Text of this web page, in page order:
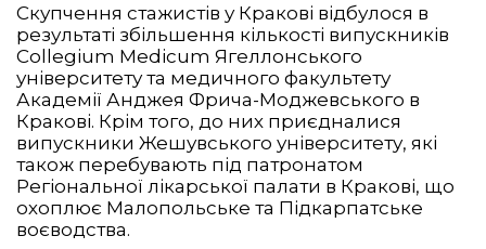
Скупчення стажистів у Кракові відбулося в
результаті збільшення кількості випускників
Collegium Medicum Ягеллонського
університету та медичного факультету
Академії Анджея Фрича-Моджевського в
Кракові. Крім того, до них приєдналися
випускники Жешувського університету, які
також перебувають під патронатом
Регіональної лікарської палати в Кракові, що
охоплює Малопольське та Підкарпатське
воєводства.